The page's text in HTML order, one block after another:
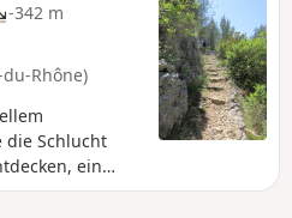
-342 m
Rhône)
die Schlucht
ein
Tal,